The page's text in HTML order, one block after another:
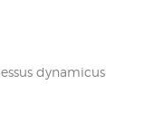
dynamicus